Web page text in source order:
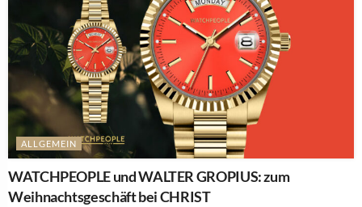
ALLGEMEIN
WATCHPEOPLE und WALTER GROPIUS: zum
Weihnachtsgeschäft bei CHRIST